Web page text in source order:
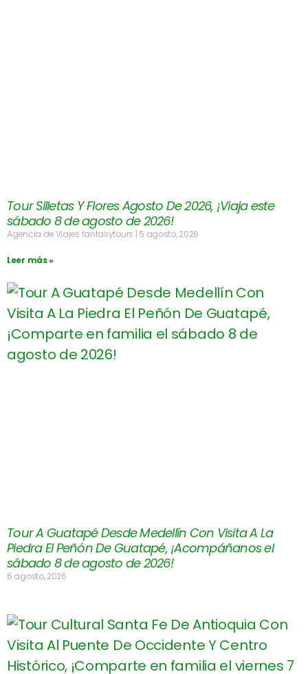
Tour Silletas Y Flores Agosto De 2026, ¡Viaja este
sábado 8 de agosto de 2026!
Agencia de Viajes fantasytours 5 agosto, 2026
Leer más »
Tour A Guatapé Desde Medellín Con Visita A La
Piedra El Peñón De Guatapé, ¡Acompáñanos el
sábado 8 de agosto de 2026!
6 agosto, 2026